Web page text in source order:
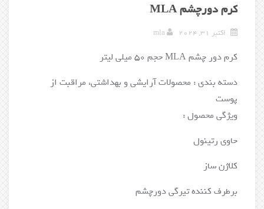
کرم دورچشم MLA
اکتبر 31, 2024 mla
کرم دور چشم MLA حجم 50 میلی لیتر
دسته بندی : محصولات آرایشی و بهداشتی، مراقبت از
پوست
ویژگی محصول :
حاوی رتینول
کلاژن ساز
برطرف کننده تیرگی دورچشم